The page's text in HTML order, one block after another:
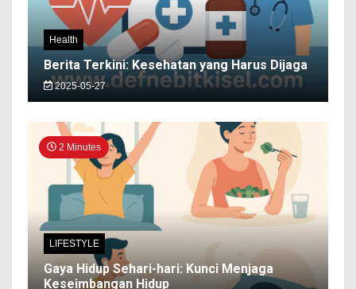
Health
Berita Terkini: Kesehatan yang Harus Dijaga
2025-05-27
2 Minutes
LIFESTYLE
Gaya Hidup Sehari-hari: Kunci Menjaga
Keseimbangan Hidup